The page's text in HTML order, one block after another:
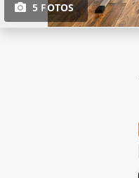
5 FOTOS